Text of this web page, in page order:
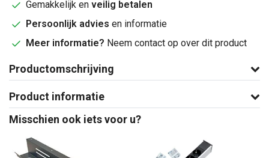
Gemakkelijk en veilig betalen
Persoonlijk advies en informatie
Meer informatie? Neem contact op over dit product
Productomschrijving
Product informatie
Misschien ook iets voor u?